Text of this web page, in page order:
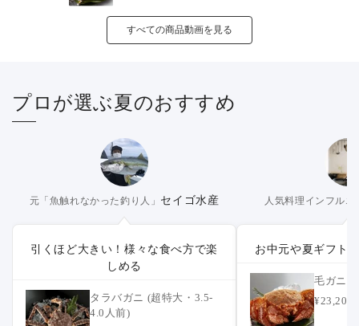
すべての商品動画を見る
プロが選ぶ夏のおすすめ
元「魚触れなかった釣り人」 セイゴ水産
引くほど大きい！様々な食べ方で楽
しめる
タラバガニ (超特大・3.5-
4.0人前)
人気料理インフルエ
お中元や夏ギフト
毛ガニ (
¥23,200